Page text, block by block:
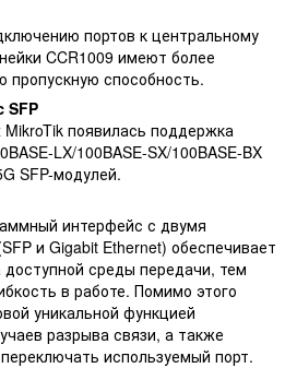
портов к центральному
CCR1009 имеют более
пропускную способность.
SFP
появилась поддержка
LX/100BASE-SX/100BASE-BX
SFP-модулей.
интерфейс с двумя
и Gigabit Ethernet) обеспечивает
среды передачи, тем
в работе. Помимо этого
уникальной функцией
разрыва связи, а также
используемый порт.